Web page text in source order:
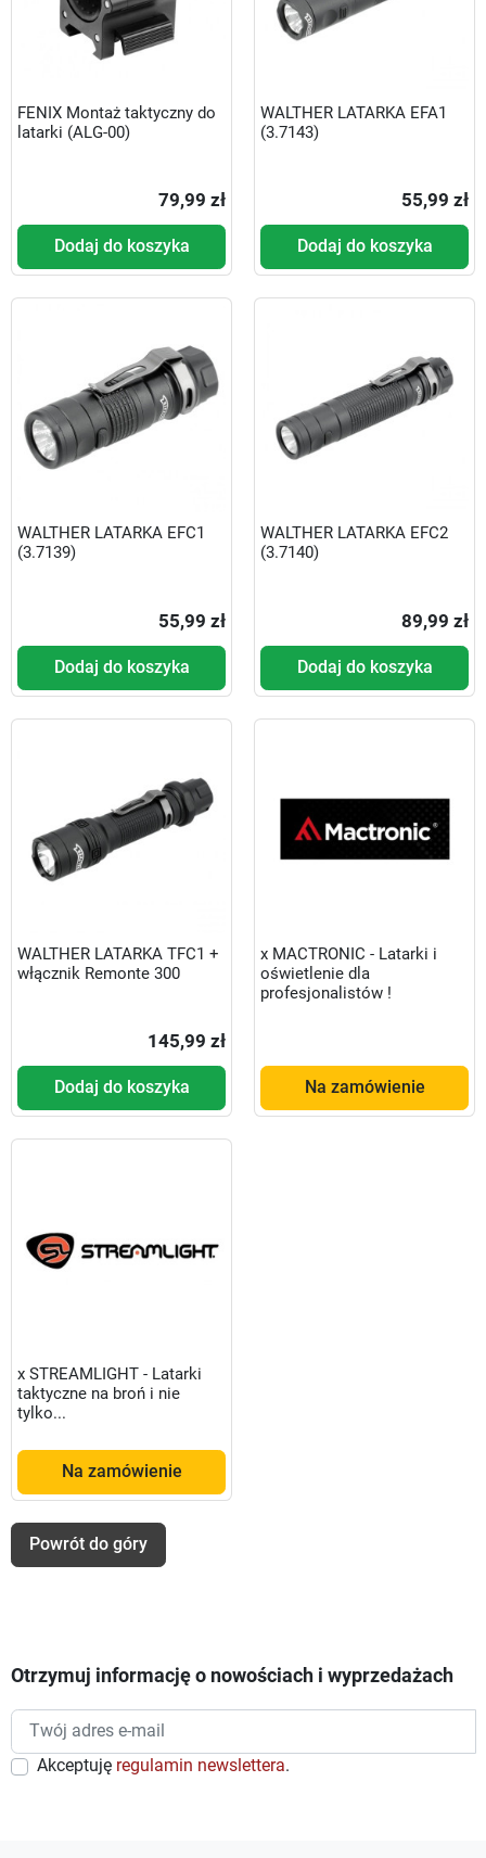
FENIX Montaż taktyczny do
latarki (ALG-00)
79,99 zł
Dodaj do koszyka
WALTHER LATARKA EFA1
(3.7143)
55,99 zł
Dodaj do koszyka
WALTHER LATARKA EFC1
(3.7139)
55,99 zł
Dodaj do koszyka
WALTHER LATARKA EFC2
(3.7140)
89,99 zł
Dodaj do koszyka
WALTHER LATARKA TFC1 +
włącznik Remonte 300
145,99 zł
Dodaj do koszyka
x MACTRONIC - Latarki i
oświetlenie dla
profesjonalistów !
Na zamówienie
x STREAMLIGHT - Latarki
taktyczne na broń i nie
tylko...
Na zamówienie
Powrót do góry
Otrzymuj informację o nowościach i wyprzedażach
Akceptuję regulamin newslettera.